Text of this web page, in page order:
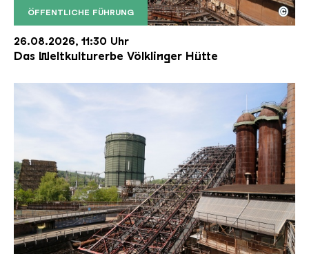
ÖFFENTLICHE FÜHRUNG
Der Erzschrägaufzug der Völklinger Hütte mit
Copyright: Weltkulturerbe Völklinger Hütte | Karl
©
26.08.2026, 11:30 Uhr
Das Weltkulturerbe Völklinger Hütte